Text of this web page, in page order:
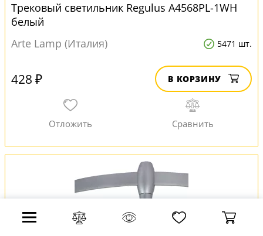
Трековый светильник Regulus A4568PL-1WH
белый
Arte Lamp (Италия)
5471 шт.
428 ₽ В КОРЗИНУ